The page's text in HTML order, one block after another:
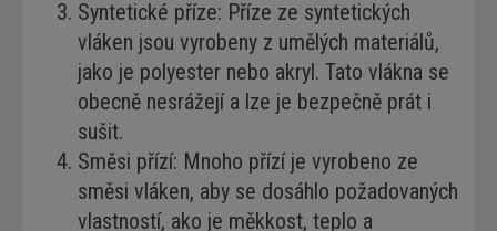
Syntetické příze: Příze ze syntetických
vláken jsou vyrobeny z umělých materiálů,
jako je polyester nebo akryl. Tato vlákna se
obecně nesrážejí a lze je bezpečně prát i
sušit.
Směsi přízí: Mnoho přízí je vyrobeno ze
směsi vláken, aby se dosáhlo požadovaných
vlastností, ako je měkkost, teplo a